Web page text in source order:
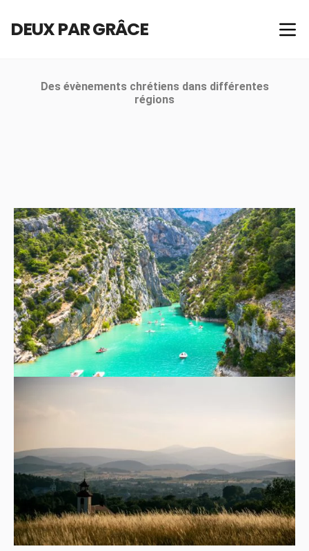
DEUX PAR GRÂCE
Des évènements chrétiens dans différentes
régions